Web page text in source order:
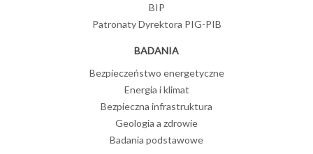
BIP
Patronaty Dyrektora PIG-PIB
BADANIA
Bezpieczeństwo energetyczne
Energia i klimat
Bezpieczna infrastruktura
Geologia a zdrowie
Badania podstawowe